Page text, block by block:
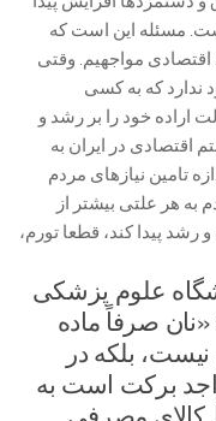
مسئله این است که
اقتصادی مواجهیم. وقتی
ندارد که به کسی
اراده خود را بر رشد و
در ایران به
تامین نیاز‌های مردم
به هر علتی بیشتر از
پیدا کند، قطعا تورم،
علوم پزشکی
صرفاً ماده
بلکه در
برکت است به